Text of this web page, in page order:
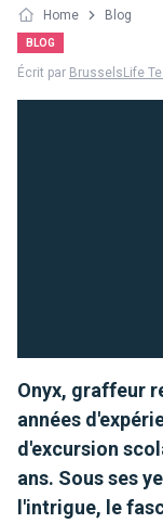
Home Blog
BLOG
Écrit par BrusselsLife
Onyx, graffeur
années
d'excursion
ans. Sous ses
l'intrigue, le